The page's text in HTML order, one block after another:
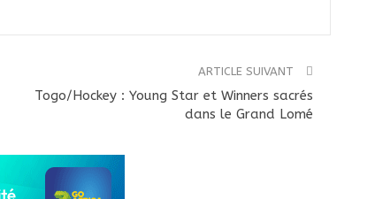
ARTICLE SUIVANT
Togo/Hockey : Young Star et Winners sacrés
dans le Grand Lomé